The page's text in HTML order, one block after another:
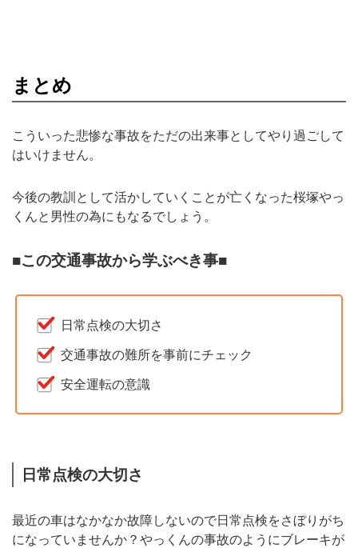
まとめ
こういった悲惨な事故をただの出来事としてやり過ごして
はいけません。
今後の教訓として活かしていくことが亡くなった桜塚やっ
くんと男性の為にもなるでしょう。
■この交通事故から学ぶべき事■
日常点検の大切さ
交通事故の難所を事前にチェック
安全運転の意識
日常点検の大切さ
最近の車はなかなか故障しないので日常点検をさぼりがち
になっていませんか？やっくんの事故のようにブレーキが